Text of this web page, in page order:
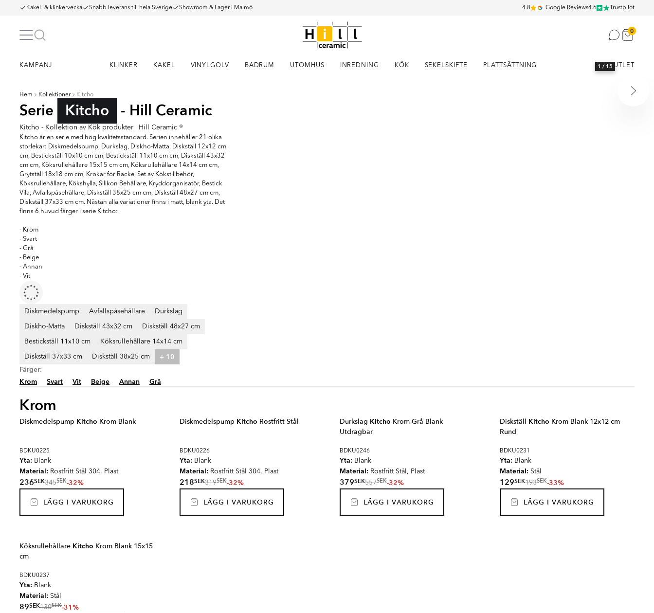
Kakel- & klinkervecka Snabb leverans till hela Sverige Showroom & Lager i Malmö 4.8 Google Reviews4.6 Trustpilot
0
KAMPANJ KLINKER KAKEL VINYLGOLV BADRUM UTOMHUS INREDNING KÖK SEKELSKIFTE PLATTSÄTTNING OUTLET
Hem Kollektioner Kitcho
Serie Kitcho - Hill Ceramic
Kitcho - Kollektion av Kök produkter | Hill Ceramic ®
Kitcho är en serie med hög kvalitetsstandard. Serien innehåller 21 olika
storlekar: Diskmedelspump, Durkslag, Diskho-Matta, Diskställ 12x12 cm
cm, Bestickställ 10x10 cm cm, Bestickställ 11x10 cm cm, Diskställ 43x32
cm cm, Köksrullehållare 15x15 cm cm, Köksrullehållare 14x14 cm cm,
Grytställ 18x18 cm cm, Krokar för Räcke, Set av Kökstillbehör,
Köksrullehållare, Kökshylla, Silikon Behållare, Kryddorganisatör, Bestick
Vila, Avfallspåsehållare, Diskställ 38x25 cm cm, Diskställ 48x27 cm cm,
Diskställ 37x33 cm cm. Nästan alla variationer finns i matt, blank yta. Det
finns 6 huvud färger i serie Kitcho:
- Krom
- Svart
- Grå
- Beige
- Annan
- Vit
Diskmedelspump Avfallspåsehållare Durkslag
Diskho-Matta Diskställ 43x32 cm Diskställ 48x27 cm
Bestickställ 11x10 cm Köksrullehållare 14x14 cm
Diskställ 37x33 cm Diskställ 38x25 cm
+ 10
Färger:
Krom
Svart Vit Beige Annan Grå
1 / 15
Krom
Diskmedelspump Kitcho Krom Blank
BDKU0225
Yta: Blank
Material: Rostfritt Stål 304, Plast
236SEK345SEK-32%
LÄGG I VARUKORG
Diskmedelspump Kitcho Rostfritt Stål
BDKU0226
Yta: Blank
Material: Rostfritt Stål 304, Plast
218SEK319SEK-32%
LÄGG I VARUKORG
Durkslag Kitcho Krom-Grå Blank
Utdragbar
BDKU0246
Yta: Blank
Material: Rostfritt Stål, Plast
379SEK557SEK-32%
LÄGG I VARUKORG
Diskställ Kitcho Krom Blank 12x12 cm
Rund
BDKU0231
Yta: Blank
Material: Stål
129SEK193SEK-33%
LÄGG I VARUKORG
Köksrullehållare Kitcho Krom Blank 15x15
cm
BDKU0237
Yta: Blank
Material: Stål
89SEK130SEK-31%